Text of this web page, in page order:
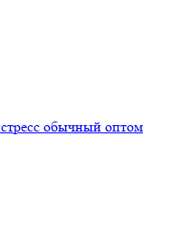
обычный оптом